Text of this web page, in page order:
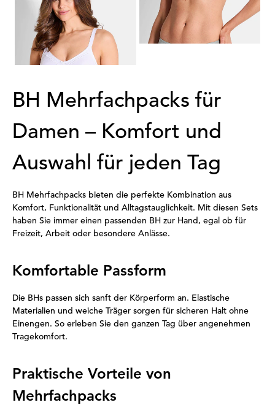
NATURANA
Bügelloser BH im 2er-Pack
38,46 €54,95 €
30-Tage-Bestpreis**: 43,96 € (-12%)
BH Mehrfachpacks für
Damen – Komfort und
Auswahl für jeden Tag
BH Mehrfachpacks bieten die perfekte Kombination aus
Komfort, Funktionalität und Alltagstauglichkeit. Mit diesen Sets
haben Sie immer einen passenden BH zur Hand, egal ob für
Freizeit, Arbeit oder besondere Anlässe.
Komfortable Passform
Die BHs passen sich sanft der Körperform an. Elastische
Materialien und weiche Träger sorgen für sicheren Halt ohne
Einengen. So erleben Sie den ganzen Tag über angenehmen
Tragekomfort.
Praktische Vorteile von
Mehrfachpacks